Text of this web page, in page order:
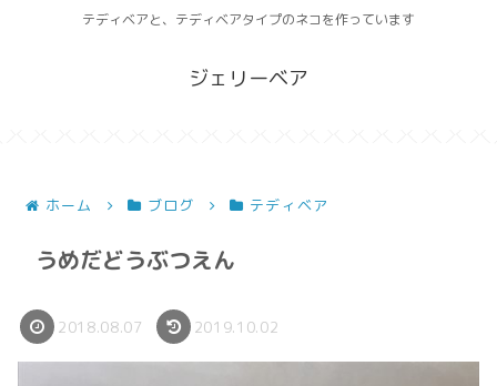
テディベアと、テディベアタイプのネコを作っています
ジェリーベア
ホーム ブログ テディベア
うめだどうぶつえん
2018.08.07 2019.10.02